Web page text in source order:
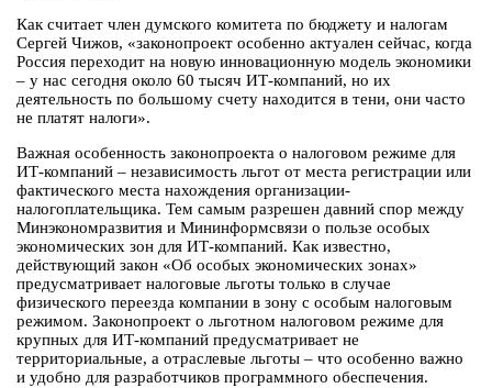
Как считает член думского комитета по бюджету и налогам
Сергей Чижов, «законопроект особенно актуален сейчас, когда
Россия переходит на новую инновационную модель экономики
– у нас сегодня около 60 тысяч ИТ-компаний, но их
деятельность по большому счету находится в тени, они часто
не платят налоги».
Важная особенность законопроекта о налоговом режиме для
ИТ-компаний – независимость льгот от места регистрации или
фактического места нахождения организации-
налогоплательщика. Тем самым разрешен давний спор между
Минэкономразвития и Мининформсвязи о пользе особых
экономических зон для ИТ-компаний. Как известно,
действующий закон «Об особых экономических зонах»
предусматривает налоговые льготы только в случае
физического переезда компании в зону с особым налоговым
режимом. Законопроект о льготном налоговом режиме для
крупных для ИТ-компаний предусматривает не
территориальные, а отраслевые льготы – что особенно важно
и удобно для разработчиков программного обеспечения.